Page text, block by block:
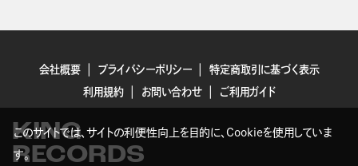
会社概要 プライバシーポリシー
特定商取引に基づく表示
利用規約
お問い合わせ ご利用ガイド
KING
RECORDS
このサイトでは、サイトの利便性向上を目的に、Cookieを使用していま
す。